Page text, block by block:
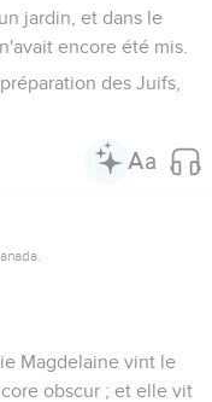
jardin, et dans le
encore été mis.
des Juifs,
Magdelaine vint le
obscur ; et elle vit